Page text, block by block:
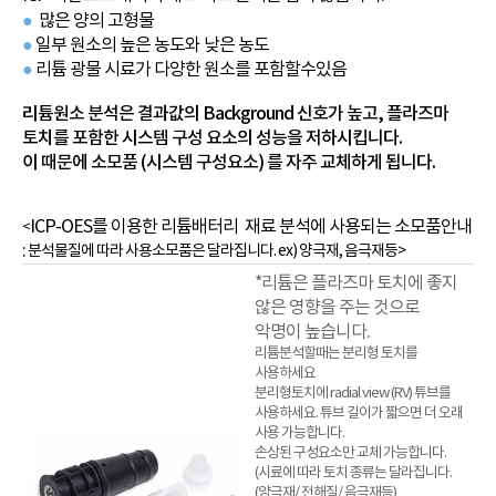
● 많은 양의 고형물
● 일부 원소의 높은 농도와 낮은 농도
● 리튬 광물 시료가 다양한 원소를 포함할수있음
리튬원소 분석은 결과값의 Background 신호가 높고, 플라즈마
토치를 포함한 시스템 구성 요소의 성능을 저하시킵니다.
이 때문에 소모품 (시스템 구성요소) 를 자주 교체하게 됩니다.
<ICP-OES를 이용한 리튬배터리 재료 분석에 사용되는 소모품안내
:분석물질에 따라 사용소모품은 달라집니다. ex) 양극재, 음극재등>
*리튬은 플라즈마 토치에 좋지
않은 영향을 주는 것으로
악명이 높습니다.
리튬분석할때는 분리형 토치를
사용하세요
분리형토치에 radial view (RV) 튜브를
사용하세요. 튜브 길이가 짧으면 더 오래
사용 가능합니다.
손상된 구성요소만 교체 가능합니다.
(시료에 따라 토치 종류는 달라집니다.